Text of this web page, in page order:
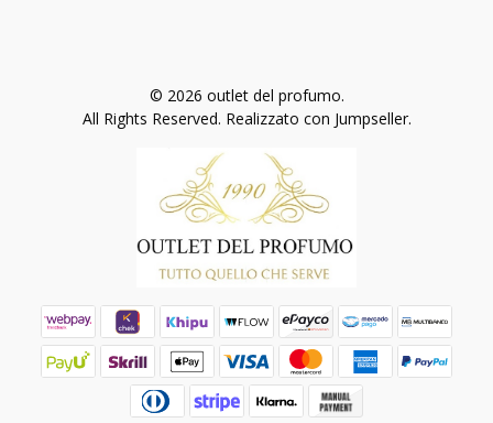
© 2026 outlet del profumo.
All Rights Reserved. Realizzato con Jumpseller.